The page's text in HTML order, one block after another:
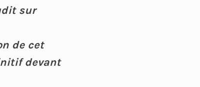
sur
de cet
devant